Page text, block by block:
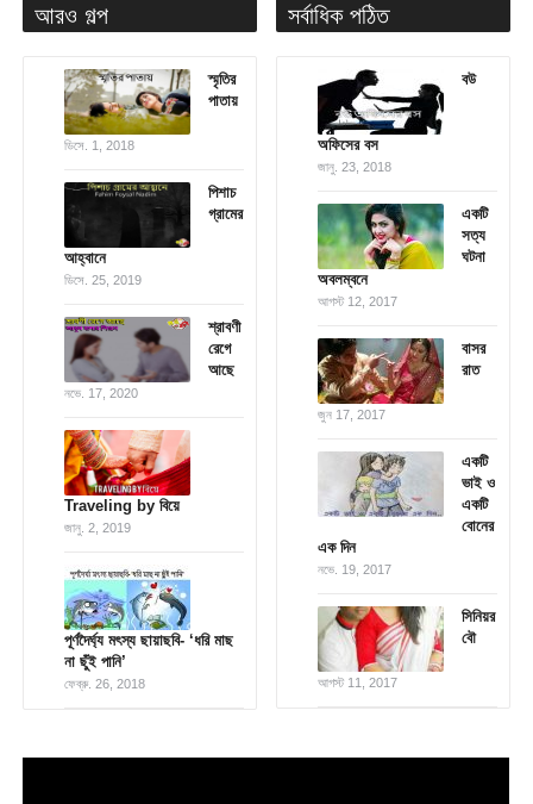
আরও গল্প
স্মৃতির
পাতায়
ডিসে. 1, 2018
পিশাচ
গ্রামের
আহ্বানে
ডিসে. 25, 2019
শ্রাবণী
রেগে
আছে
নভে. 17, 2020
Traveling by বিয়ে
জানু. 2, 2019
পূর্ণদৈর্ঘ্য মৎস্য ছায়াছবি- ‘ধরি মাছ
না ছুঁই পানি’
ফেব্রু. 26, 2018
সর্বাধিক পঠিত
বউ
অফিসের বস
জানু. 23, 2018
একটি
সত্য
ঘটনা
অবলম্বনে
আগস্ট 12, 2017
বাসর
রাত
জুন 17, 2017
একটি
ভাই ও
একটি
বোনের
এক দিন
নভে. 19, 2017
সিনিয়র
বৌ
আগস্ট 11, 2017